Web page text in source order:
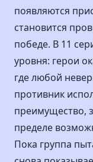
появляются
становится
победе. В 11
уровня: герои
где любой
противник
преимущество,
пределе
Пока группа